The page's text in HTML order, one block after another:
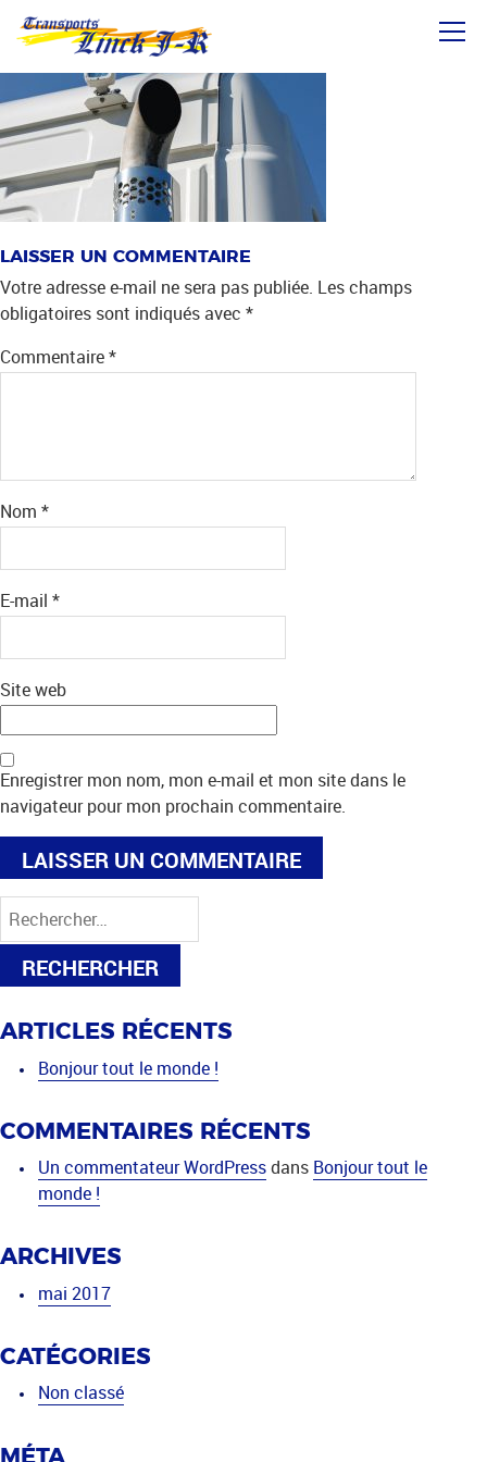
Aller
directement
contenu
IMG_HEAD_CONTACT
LAISSER UN COMMENTAIRE
Votre adresse e-mail ne sera pas publiée. Les champs
obligatoires sont indiqués avec *
Commentaire*
Nom *
E-mail *
Site web
Enregistrer mon nom, mon e-mail et mon site dans le
navigateur pour mon prochain commentaire.
Rechercher :
ARTICLES RÉCENTS
Bonjour tout le monde !
COMMENTAIRES RÉCENTS
Un commentateur WordPressdans Bonjour tout le
monde !
ARCHIVES
mai 2017
CATÉGORIES
Non classé
MÉTA